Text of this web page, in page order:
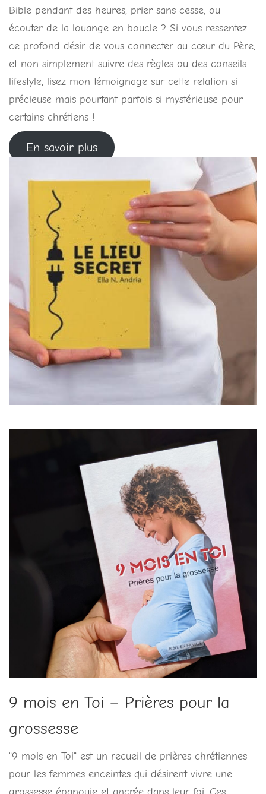
Bible pendant des heures, prier sans cesse, ou
écouter de la louange en boucle ? Si vous ressentez
ce profond désir de vous connecter au cœur du Père,
et non simplement suivre des règles ou des conseils
lifestyle, lisez mon témoignage sur cette relation si
précieuse mais pourtant parfois si mystérieuse pour
certains chrétiens !
En savoir plus
9 mois en Toi – Prières pour la
grossesse
"9 mois en Toi" est un recueil de prières chrétiennes
pour les femmes enceintes qui désirent vivre une